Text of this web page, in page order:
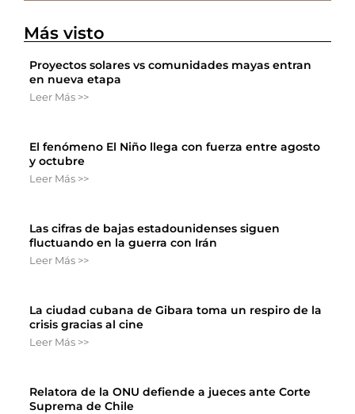
Más visto
Proyectos solares vs comunidades mayas entran
en nueva etapa
Leer Más >>
El fenómeno El Niño llega con fuerza entre agosto
y octubre
Leer Más >>
Las cifras de bajas estadounidenses siguen
fluctuando en la guerra con Irán
Leer Más >>
La ciudad cubana de Gibara toma un respiro de la
crisis gracias al cine
Leer Más >>
Relatora de la ONU defiende a jueces ante Corte
Suprema de Chile